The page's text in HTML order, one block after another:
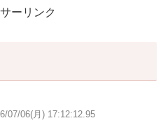
ーリンク
07/06(月) 17:12:12.95